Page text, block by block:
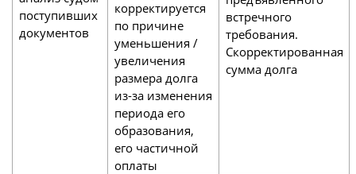
поступивших
документов
корректируется
по причине
уменьшения /
увеличения
размера долга
из-за изменения
периода его
образования,
его частичной
оплаты
встречного
требования.
Скорректированная
сумма долга